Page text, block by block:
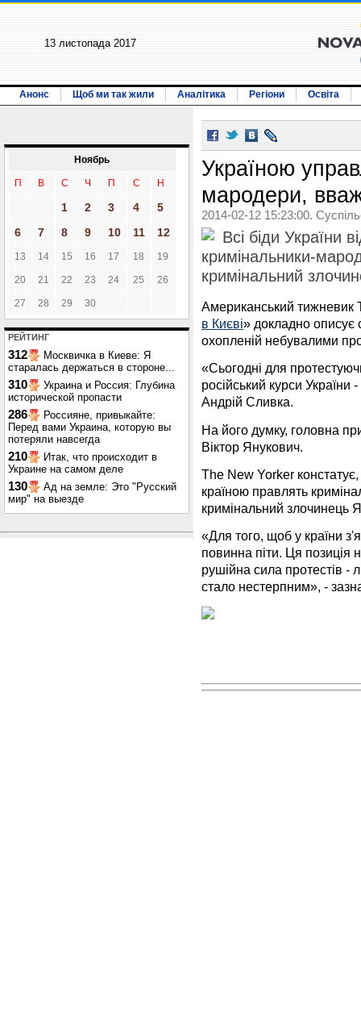
13 листопада 2017
Анонс Щоб ми так жили Аналітика Регіони Освіта
Ноябрь
П В С Ч П С Н
1 2 3 4
5
6
7 8 9 10 11 12
13 14 15 16 17 18 19
20 21 22 23 24 25 26
27 28 29 30
РЕЙТИНГ
312
Москвичка в Киеве: Я
старалась держаться в стороне...
310
Украина и Россия: Глубина
исторической пропасти
286
Россияне, привыкайте:
Перед вами Украина, которую вы
потеряли навсегда
210
Итак, что происходит в
Украине на самом деле
130
Ад на земле: Это "Русский
мир" на выезде
Україною
мародери,
2014-02-12 15:23:00.
Всі біди України
кримінальники-
кримінальний
Американський тижневик
в Києві» докладно описує
охопленій небувалими
«Сьогодні для
російський курси
Андрій Сливка.
На його думку, головна
Віктор Янукович.
The New Yorker
країною правлять
кримінальний злочинець
«Для того, щоб у країни
повинна піти. Ця позиція
рушійна сила протестів -
стало нестерпним», -